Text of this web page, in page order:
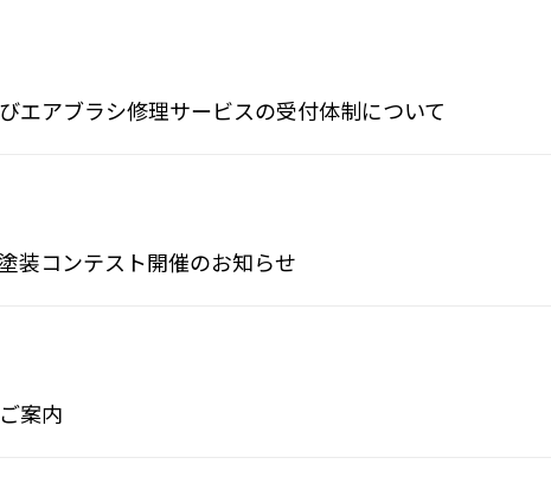
エアブラシ修理サービスの受付体制について
装コンテスト開催のお知らせ
案内